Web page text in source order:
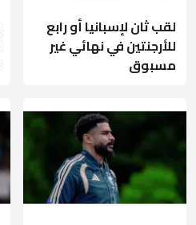
لقب ثان لإسبانيا أو رابع
للأرجنتين في نهائي غير
مسبوق